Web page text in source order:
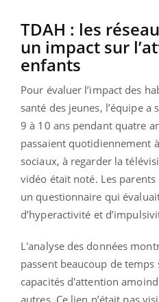
TDAH : les
un impact sur
enfants
Pour évaluer l’impact des
santé des jeunes, l’équipe
9 à 10 ans pendant quatre
passaient quotidiennement
sociaux, à regarder la
vidéo était noté. Les
un questionnaire qui
d’hyperactivité et
L'analyse des données
passent beaucoup de
capacités d'attention
autres. Ce lien n’était pas